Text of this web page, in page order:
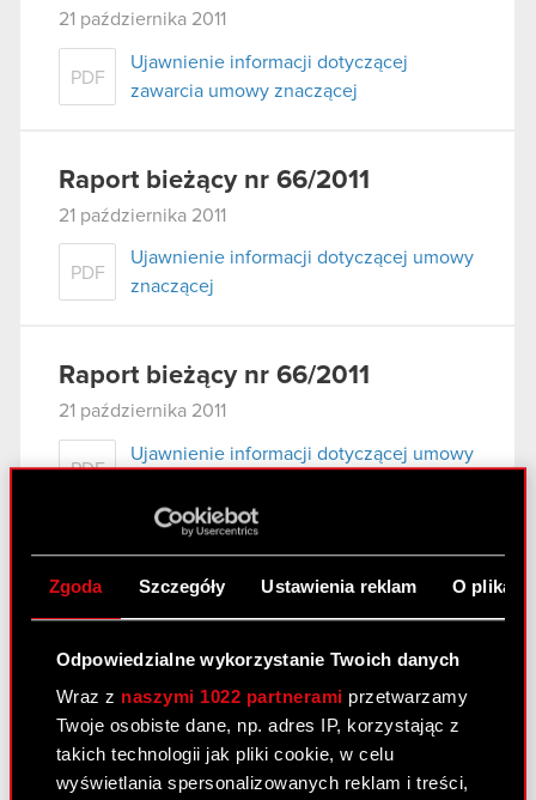
Zgoda Szczegóły Ustawienia reklam O
Odpowiedzialne wykorzystanie Twoich danych
Wraz z naszymi 1022 partnerami przetwarzamy
Twoje osobiste dane, np. adres IP, korzystając z
takich technologii jak pliki cookie, w celu
wyświetlania spersonalizowanych reklam i treści,
21 października 2011
PDF
Ujawnienie informacji dotyczącej
zawarcia umowy znaczącej
Raport bieżący nr 66/2011
21 października 2011
PDF
Ujawnienie informacji dotyczącej umowy
znaczącej
Raport bieżący nr 66/2011
21 października 2011
PDF
Ujawnienie informacji dotyczącej umowy
Raport bieżący nr 66/2011
Raport bieżący nr 65/2011
3 października 2011
Powołanie Pana Adama Badowskiego